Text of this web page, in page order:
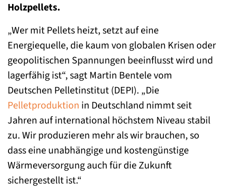
Holzpellets.
„Wer mit Pellets heizt, setzt auf eine
Energiequelle, die kaum von globalen Krisen oder
geopolitischen Spannungen beeinflusst wird und
lagerfähig ist“, sagt Martin Bentele vom
Deutschen Pelletinstitut (DEPI). „Die
Pelletproduktion in Deutschland nimmt seit
Jahren auf international höchstem Niveau stabil
zu. Wir produzieren mehr als wir brauchen, so
dass eine unabhängige und kostengünstige
Wärmeversorgung auch für die Zukunft
sichergestellt ist.“